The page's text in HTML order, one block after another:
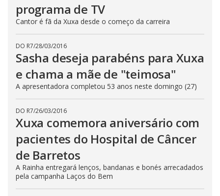
programa de TV
Cantor é fã da Xuxa desde o começo da carreira
DO R7/28/03/2016
Sasha deseja parabéns para Xuxa
e chama a mãe de "teimosa"
A apresentadora completou 53 anos neste domingo (27)
DO R7/26/03/2016
Xuxa comemora aniversário com
pacientes do Hospital de Câncer
de Barretos
A Rainha entregará lenços, bandanas e bonés arrecadados
pela campanha Laços do Bem